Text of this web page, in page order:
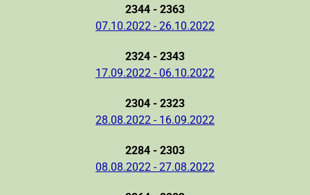
2344 - 2363
07.10.2022 - 26.10.2022
2324 - 2343
17.09.2022 - 06.10.2022
2304 - 2323
28.08.2022 - 16.09.2022
2284 - 2303
08.08.2022 - 27.08.2022